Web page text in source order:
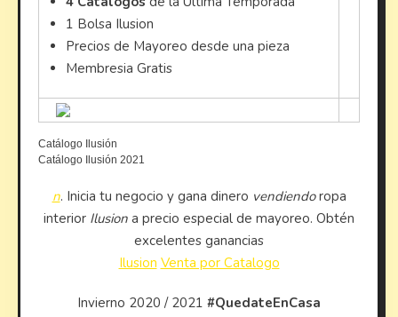
1 Bolsa Ilusion
Precios de Mayoreo desde una pieza
Membresia Gratis
Catálogo Ilusión
Catálogo Ilusión 2021
n. Inicia tu negocio y gana dinero vendiendoropa
interior Ilusion a precio especial de mayoreo. Obtén
excelentes ganancias
Ilusion Venta por Catalogo
Invierno 2020 / 2021 #QuedateEnCasa